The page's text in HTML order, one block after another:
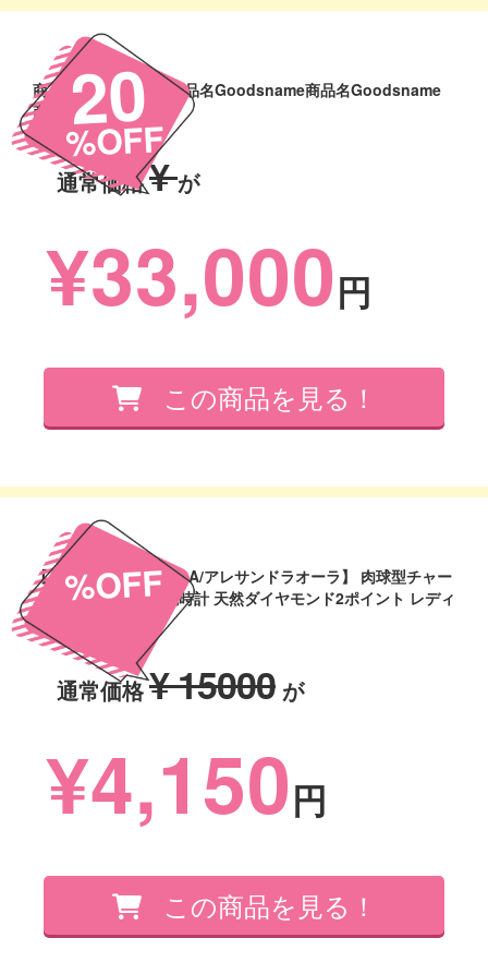
20
%OFF
商品名Goodsname商品名Goodsname商品名Goodsname
商品名Goodsname
通常価格¥が
¥33,000円
%OFF
【ALESSANDRA OLLA/アレサンドラオーラ】 肉球型チャー
ム付 ネコモチーフ 腕時計 天然ダイヤモンド2ポイント レディ
ース レ
通常価格¥ 15000 が
¥4,150円